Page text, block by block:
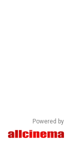
Powered by